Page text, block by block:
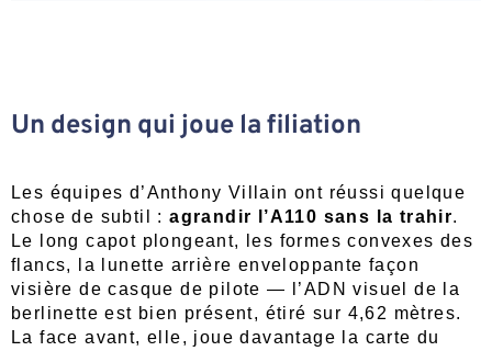
Un design qui joue la filiation
Les équipes d’Anthony Villain ont réussi quelque
chose de subtil :agrandir l’A110 sans la trahir.
Le long capot plongeant, les formes convexes des
flancs, la lunette arrière enveloppante façon
visière de casque de pilote — l’ADN visuel de la
berlinette est bien présent, étiré sur 4,62 mètres.
La face avant, elle, joue davantage la carte du